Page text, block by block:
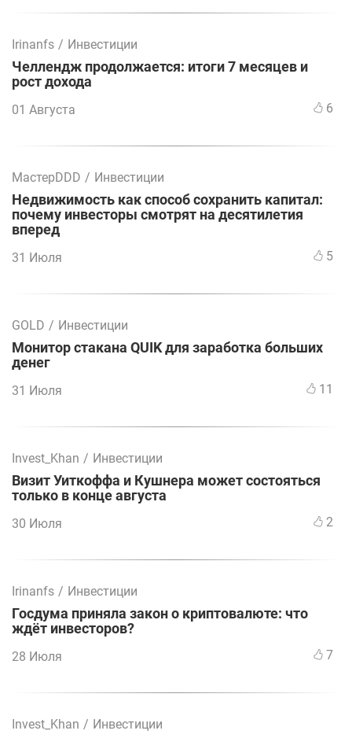
Irinanfs / Инвестиции
Челлендж продолжается: итоги 7 месяцев и
рост дохода
01 Августа 6
МастерDDD / Инвестиции
Недвижимость как способ сохранить капитал:
почему инвесторы смотрят на десятилетия
вперед
31 Июля 5
GOLD / Инвестиции
Монитор стакана QUIK для заработка больших
денег
31 Июля 11
Invest_Khan / Инвестиции
Визит Уиткоффа и Кушнера может состояться
только в конце августа
30 Июля 2
Irinanfs / Инвестиции
Госдума приняла закон о криптовалюте: что
ждёт инвесторов?
28 Июля 7
Invest_Khan / Инвестиции